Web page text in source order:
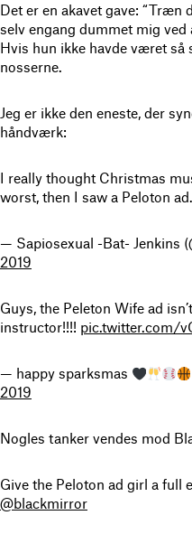
Det er en akavet gave: “Træn
selv engang dummet mig
Hvis hun ikke havde været så
nosserne.
Jeg er ikke den eneste, der
håndværk:
I really thought Christmas
worst, then I saw a Peloton ad.
— Sapiosexual -Bat- Jenkins
2019
Guys, the Peleton Wife ad
instructor!!!! pic.twitter.com/
— happy sparksmas
2019
Nogles tanker vendes mod
Give the Peloton ad girl a full
@blackmirror